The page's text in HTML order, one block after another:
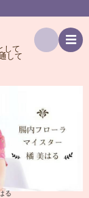
して
して
索
る